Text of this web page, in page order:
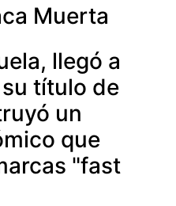
Muerta
llegó a
título de
un
que
"fast